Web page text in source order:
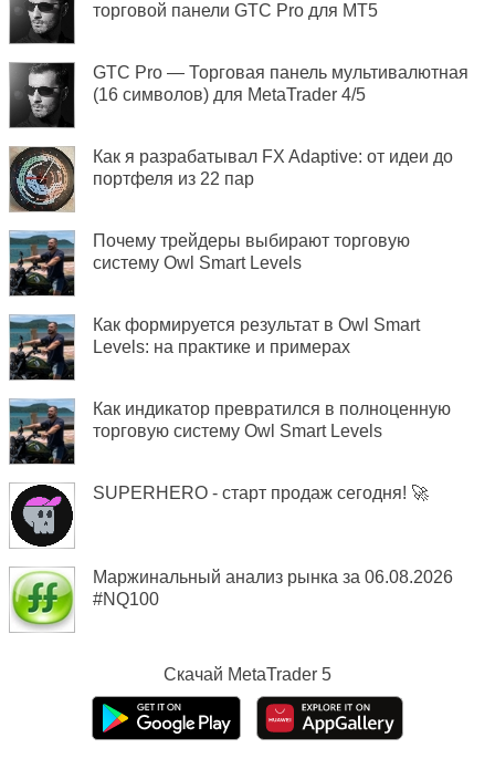
торговой панели GTC Pro для MT5
GTC Pro — Торговая панель мультивалютная
(16 символов) для MetaTrader 4/5
Как я разрабатывал FX Adaptive: от идеи до
портфеля из 22 пар
Почему трейдеры выбирают торговую
систему Owl Smart Levels
Как формируется результат в Owl Smart
Levels: на практике и примерах
Как индикатор превратился в полноценную
торговую систему Owl Smart Levels
SUPERHERO - старт продаж сегодня! 🚀
Маржинальный анализ рынка за 06.08.2026
#NQ100
Скачай MetaTrader 5